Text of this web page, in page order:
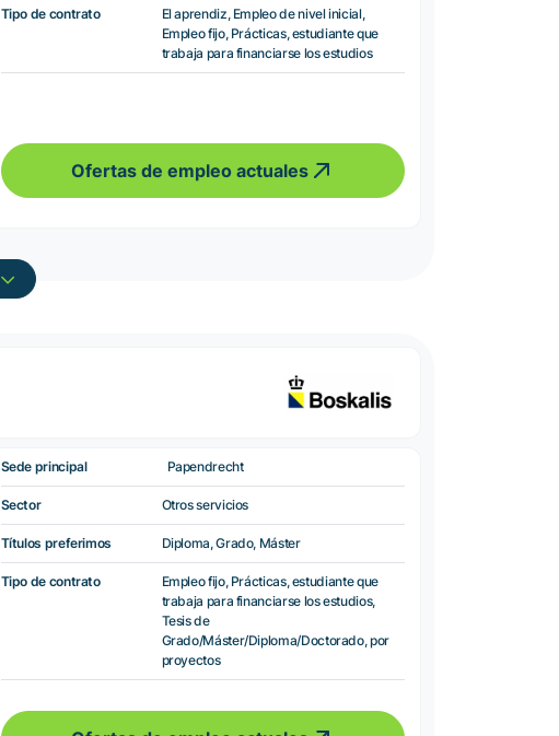
Tipo de contrato
El aprendiz, Empleo de nivel inicial,
Empleo fijo, Prácticas, estudiante que
trabaja para financiarse los estudios
Ofertas de empleo actuales
Sede principal Papendrecht
Sector Otros servicios
Títulos preferimos Diploma, Grado, Máster
Tipo de contrato
Empleo fijo, Prácticas, estudiante que
trabaja para financiarse los estudios,
Tesis de
Grado/Máster/Diploma/Doctorado, por
proyectos